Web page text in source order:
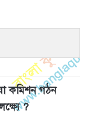
কমিশন গঠন
?